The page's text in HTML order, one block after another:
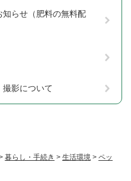
暮らし・手続き > 生活環境 > ペッ
らせ（肥料の無料配
撮影について